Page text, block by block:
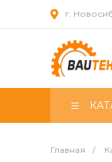
г.
Главная /